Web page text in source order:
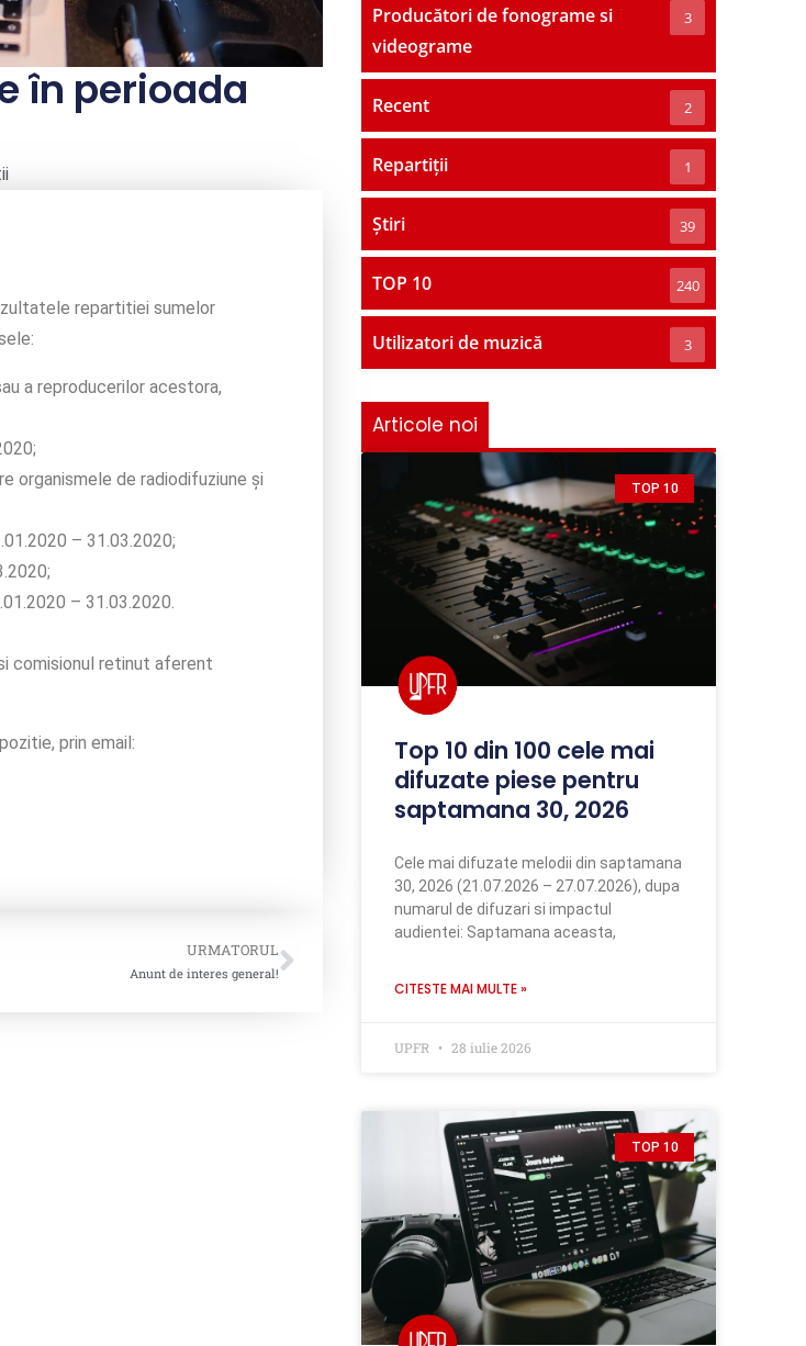
în perioada
repartitiei sumelor
a reproducerilor acestora,
organismele de radiodifuziune şi
– 31.03.2020;
– 31.03.2020.
comisionul retinut aferent
prin email:
URMATORUL
Anunt de interes general!
Producători de fonograme si
videograme
3
Recent 2
Repartiții 1
Știri 39
TOP 10 240
Utilizatori de muzică 3
Articole noi
TOP 10
Top 10 din 100 cele mai
difuzate piese pentru
saptamana 30, 2026
Cele mai difuzate melodii din saptamana
30, 2026 (21.07.2026 – 27.07.2026), dupa
numarul de difuzari si impactul
audientei: Saptamana aceasta,
CITESTE MAI MULTE »
UPFR 28 iulie 2026
TOP 10